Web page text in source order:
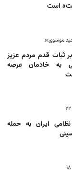
است
موسوی»؛
ثبات‌ قدم مردم عزیز
به خادمان عرصه
ایران به حمله